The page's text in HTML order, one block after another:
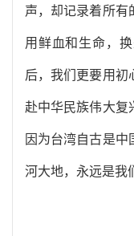
声，却记录着所有
用鲜血和生命，
后，我们更要用初
赴中华民族伟大复
因为台湾自古是中
河大地，永远是我